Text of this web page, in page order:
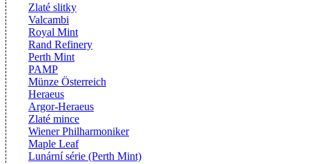
Zlaté slitky
Valcambi
Royal Mint
Rand Refinery
Perth Mint
PAMP
Münze Österreich
Heraeus
Argor-Heraeus
Zlaté mince
Wiener Philharmoniker
Maple Leaf
Lunární série (Perth Mint)